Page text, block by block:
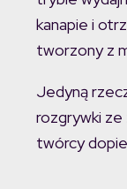
kanapie i
tworzony z
Jedyną
rozgrywki ze
twórcy